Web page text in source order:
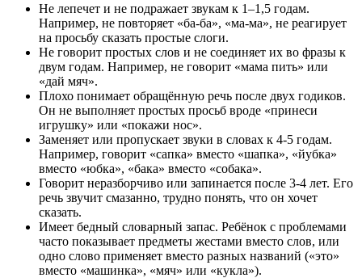
Не лепечет и не подражает звукам к 1–1,5 годам.
Например, не повторяет «ба-ба», «ма-ма», не реагирует
на просьбу сказать простые слоги.
Не говорит простых слов и не соединяет их во фразы к
двум годам. Например, не говорит «мама пить» или
«дай мяч».
Плохо понимает обращённую речь после двух годиков.
Он не выполняет простых просьб вроде «принеси
игрушку» или «покажи нос».
Заменяет или пропускает звуки в словах к 4-5 годам.
Например, говорит «сапка» вместо «шапка», «йубка»
вместо «юбка», «бака» вместо «собака».
Говорит неразборчиво или запинается после 3-4 лет. Его
речь звучит смазанно, трудно понять, что он хочет
сказать.
Имеет бедный словарный запас. Ребёнок с проблемами
часто показывает предметы жестами вместо слов, или
одно слово применяет вместо разных названий («это»
вместо «машинка», «мяч» или «кукла»).